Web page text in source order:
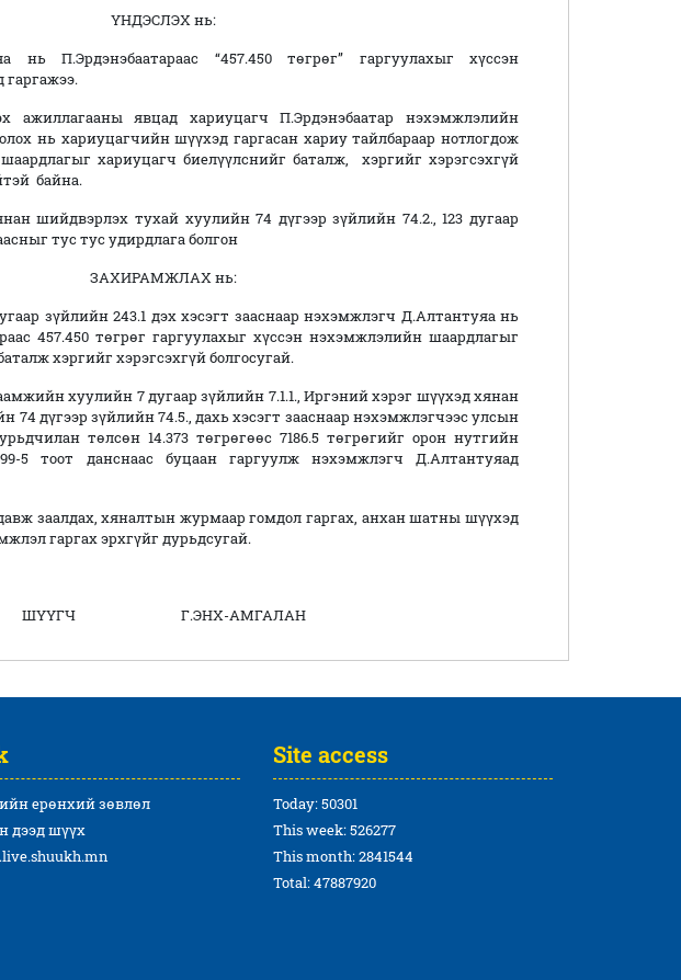
ҮНДЭСЛЭХ нь:
нь П.Эрдэнэбаатараас “457.450 төгрөг” гаргуулахыг хүссэн
гаргажээ.
ажиллагааны явцад хариуцагч П.Эрдэнэбаатар нэхэмжлэлийн
нь хариуцагчийн шүүхэд гаргасан хариу тайлбараар нотлогдож
хариуцагч биелүүлснийг баталж, хэргийг хэрэгсэхгүй
байна.
шийдвэрлэх тухай хуулийн 74 дүгээр зүйлийн 74.2., 123 дугаар
тус тус удирдлага болгон
ЗАХИРАМЖЛАХ нь:
зүйлийн 243.1 дэх хэсэгт зааснаар нэхэмжлэгч Д.Алтантуяа нь
457.450 төгрөг гаргуулахыг хүссэн нэхэмжлэлийн шаардлагыг
хэргийг хэрэгсэхгүй болгосугай.
хуулийн 7 дугаар зүйлийн 7.1.1., Иргэний хэрэг шүүхэд хянан
74 дүгээр зүйлийн 74.5., дахь хэсэгт зааснаар нэхэмжлэгчээс улсын
төлсөн 14.373 төгрөгөөс 7186.5 төгрөгийг орон нутгийн
5 тоот данснаас буцаан гаргуулж нэхэмжлэгч Д.Алтантуяад
заалдах, хяналтын журмаар гомдол гаргах, анхан шатны шүүхэд
гаргах эрхгүйг дурьдсугай.
ШҮҮГЧ Г.ЭНХ-АМГАЛАН
ерөнхий зөвлөл
дээд шүүх
Site access
Today: 50301
This week: 526277
This month: 2841544
Total: 47887920